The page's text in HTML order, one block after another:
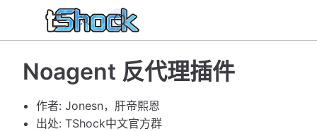
Noagent 反代理插件
作者: Jonesn，肝帝熙恩
出处: TShock中文官方群